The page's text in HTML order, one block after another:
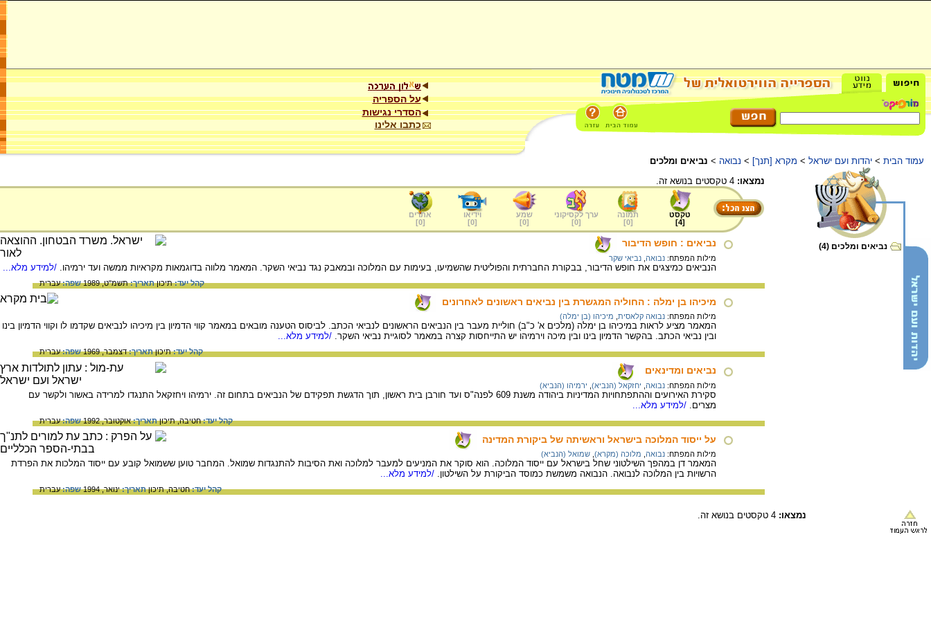
על הספריה
הסדרי נגישות
כתבו אלינו
עמוד הבית > יהדות ועם ישראל > מקרא [תנך] > נבואה > נביאים ומלכים
נביאים ומלכים (4)
נמצאו:
טקסט
[
4
]
תמונה
[
0
]
ערך לקסיקוני
[
0
]
שמע
[
0
]
וידיאו
[
0
]
אתרים
[
0
]
נביאים : חופש הדיבור
מילות המפתח: נבואה נביאי שקר
הנביאים כמיצגים את חופש הדיבור, בבקורת החברתית והפוליטית שהשמיעו, בעימות עם המלוכה ובמאבק נגד נביאי השקר. המאמר מלווה בדוגמאות מקראיות ממשה ועד ירמיהו. /למידע מלא...
קהל יעד:תיכוןתאריך:תשמ"ט, 1989 שפה:עברית
מיכיהו בן ימלה : החוליה המגשרת בין נביאים ראשונים לאחרונים
מילות המפתח: נבואה קלאסית מיכיהו (בן ימלה)
המאמר מציע לראות במיכיהו בן ימלה (מלכים א' כ"ב) חוליית מעבר בין הנביאים הראשונים לנביאי הכתב. לביסוס הטענה מובאים במאמר קווי הדמיון בין מיכיהו לנביאים שקדמו לו וקווי הדמיון בינו
ובין נביאי הכתב. בהקשר הדמיון בינו ובין מיכה וירמיהו יש התייחסות קצרה במאמר לסוגיית נביאי השקר. /למידע מלא...
קהל יעד:תיכוןתאריך:דצמבר, 1969 שפה:עברית
נביאים ומדינאים
מילות המפתח: נבואה יחזקאל (הנביא) ירמיהו (הנביא)
סקירת האירועים וההתפתחויות המדיניות ביהודה משנת 609 לפנה"ס ועד חורבן בית ראשון, תוך הדגשת תפקידם של הנביאים בתחום זה. ירמיהו ויחזקאל התנגדו למרידה באשור ולקשר עם
מצרים. /למידע מלא...
קהל יעד:חטיבה,תיכוןתאריך:אוקטובר, 1992 שפה:עברית
על ייסוד המלוכה בישראל וראשיתה של ביקורת המדינה
מילות המפתח: נבואה מלוכה (מקרא) שמואל (הנביא)
המאמר דן במהפך השילטוני שחל בישראל עם ייסוד המלוכה. הוא סוקר את המניעים למעבר למלוכה ואת הסיבות להתנגדות שמואל. המחבר טוען ששמואל קובע עם ייסוד המלכות את הפרדת
הרשויות בין המלוכה לנבואה. הנבואה משמשת כמוסד הביקורת על השילטון. /למידע מלא...
קהל יעד:חטיבה,תיכוןתאריך:ינואר, 1994 שפה:עברית
נמצאו: